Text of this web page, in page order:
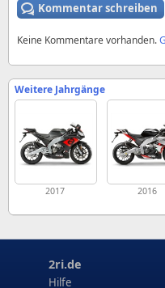
Kommentar schreiben
Keine Kommentare vorhanden.
Weitere Jahrgänge
2017 2016
2ri.de
Hilfe